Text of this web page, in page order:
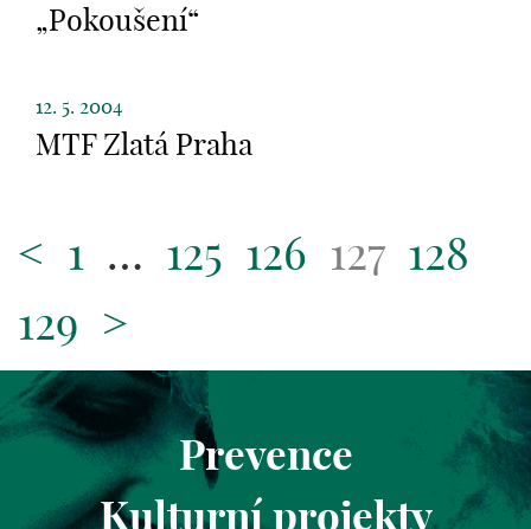
„Pokoušení“
12. 5. 2004
MTF Zlatá Praha
< 1 … 125 126 127 128
129 >
Prevence
Kulturní projekty